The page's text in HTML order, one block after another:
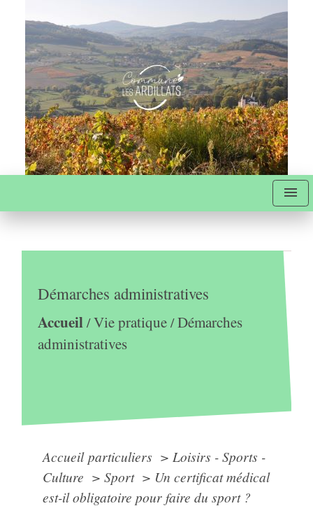
menu
Démarches administratives
Accueil/Vie pratique/Démarches
administratives
Accueil particuliers > Loisirs - Sports -
Culture > Sport > Un certificat médical
est-il obligatoire pour faire du sport ?